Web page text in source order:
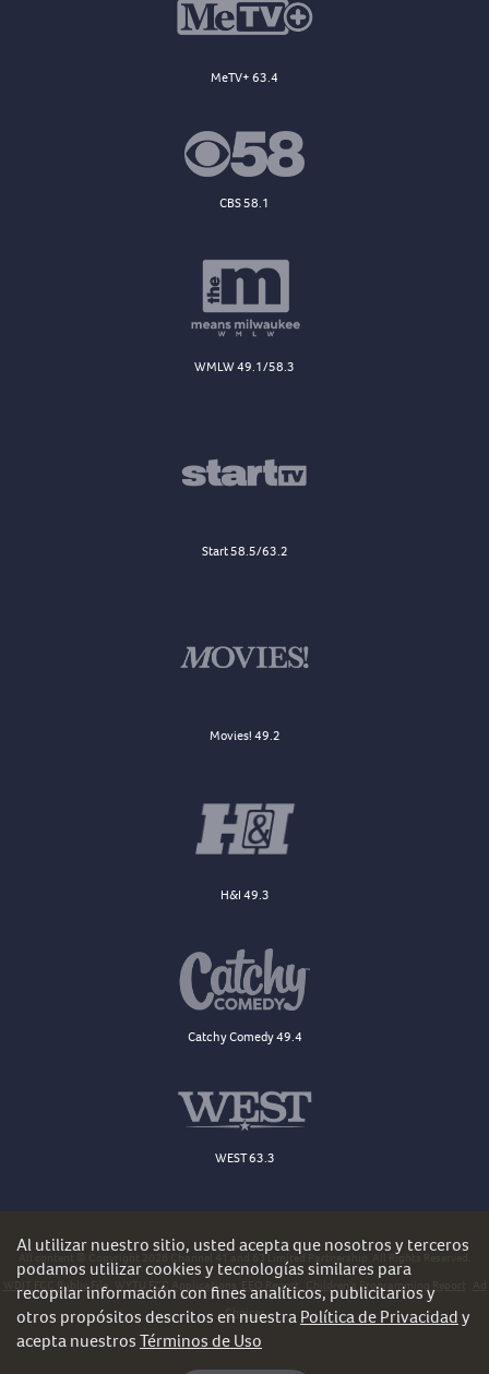
MeTV+ 63.4
CBS 58.1
WMLW 49.1/58.3
Start 58.5/63.2
Movies! 49.2
H&I 49.3
Catchy Comedy 49.4
WEST 63.3
All content © Copyright 2026 Channel 41 and 63 Limited Partnership. All Rights Reserved.
WDJT FCC Public File
WYTU FCC Applications EEO Report Children's Programming Report
Choices
Al utilizar nuestro sitio, usted acepta que nosotros y terceros
podamos utilizar cookies y tecnologías similares para
recopilar información con fines analíticos, publicitarios y
otros propósitos descritos en nuestraPolítica de Privacidady
acepta nuestrosTérminos de Uso